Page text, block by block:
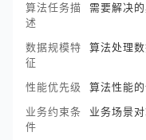
算法任务描
述
需要解决
数据规模特
征
算法处理
性能优先级
算法性能
业务约束条
件
业务场景